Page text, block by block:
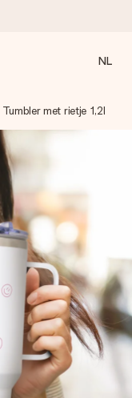
dat het
op precies
betekent.
beoordelen
– met haar naam,
gedoe, maar
NL
Tumbler met rietje 1,2l